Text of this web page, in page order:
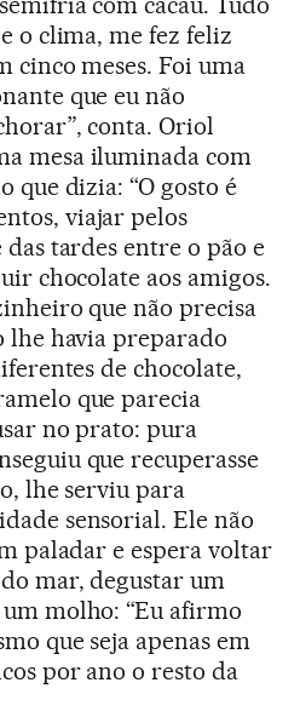
o clima, me fez feliz
cinco meses. Foi uma
que eu não
conta. Oriol
mesa iluminada com
que dizia: “O gosto é
viajar pelos
tardes entre o pão e
chocolate aos amigos.
que não precisa
lhe havia preparado
de chocolate,
que parecia
no prato: pura
que recuperasse
lhe serviu para
sensorial. Ele não
paladar e espera voltar
mar, degustar um
molho: “Eu afirmo
que seja apenas em
por ano o resto da